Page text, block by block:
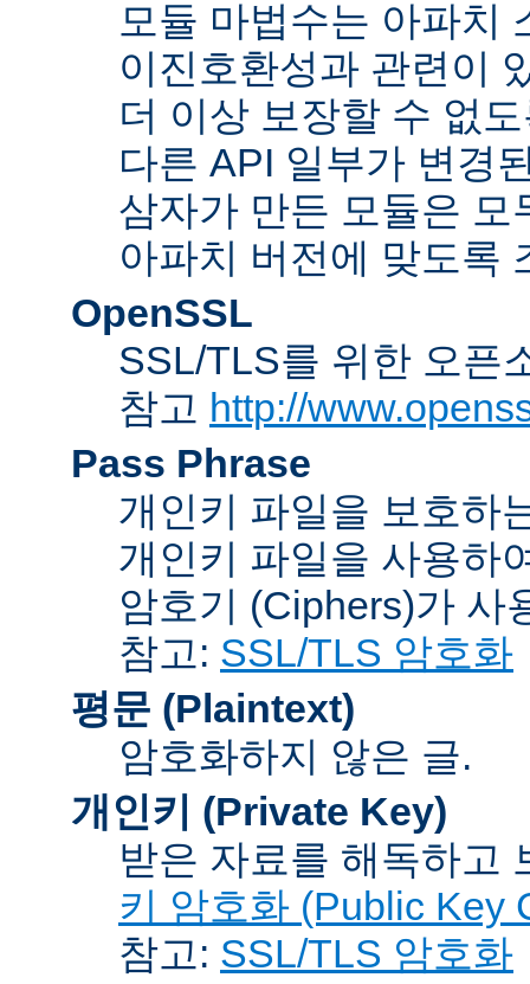
모듈 마법수는 아파치
이진호환성과 관련이
더 이상 보장할 수 없
다른 API 일부가 변경
삼자가 만든 모듈은
아파치 버전에 맞도록
OpenSSL
SSL/TLS를 위한 오픈
참고 http://
Pass Phrase
개인키 파일을 보호하
개인키 파일을 사용하
암호기 (Ciphers)가 사
참고: SSL/TLS 암호화
평문 (Plaintext)
암호화하지 않은 글.
개인키 (Private Key)
받은 자료를 해독하고
키 암호화 (Public Key
참고: SSL/TLS 암호화